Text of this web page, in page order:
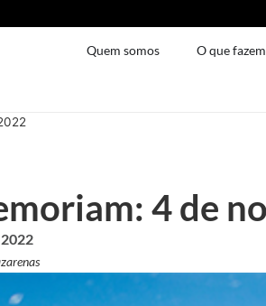
Quem somos O que
4 de